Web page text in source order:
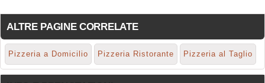
ALTRE PAGINE CORRELATE
Pizzeria a Domicilio Pizzeria Ristorante Pizzeria al Taglio